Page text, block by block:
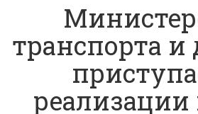
транспорта и
реализации